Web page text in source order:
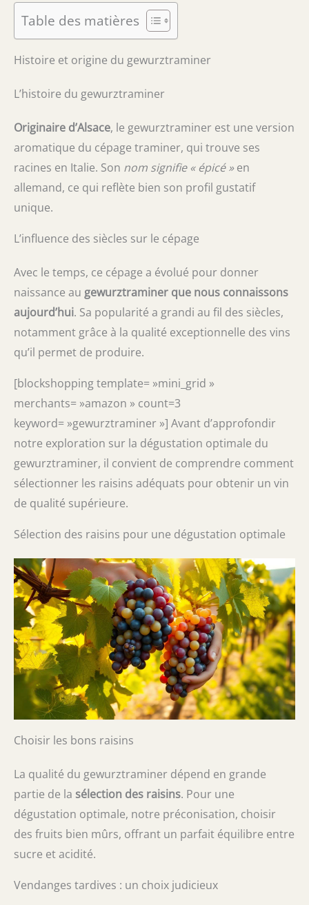
Table des matières
Histoire et origine du gewurztraminer
L’histoire du gewurztraminer
Originaire d’Alsace, le gewurztraminer est une version
aromatique du cépage traminer, qui trouve ses
racines en Italie. Son nom signifie « épicé »en
allemand, ce qui reflète bien son profil gustatif
unique.
L’influence des siècles sur le cépage
Avec le temps, ce cépage a évolué pour donner
naissance au gewurztraminer que nous connaissons
aujourd’hui. Sa popularité a grandi au fil des siècles,
notamment grâce à la qualité exceptionnelle des vins
qu’il permet de produire.
[blockshopping template= »mini_grid »
merchants= »amazon » count=3
keyword= »gewurztraminer »] Avant d’approfondir
notre exploration sur la dégustation optimale du
gewurztraminer, il convient de comprendre comment
sélectionner les raisins adéquats pour obtenir un vin
de qualité supérieure.
Sélection des raisins pour une dégustation optimale
Choisir les bons raisins
La qualité du gewurztraminer dépend en grande
partie de la sélection des raisins. Pour une
dégustation optimale, notre préconisation, choisir
des fruits bien mûrs, offrant un parfait équilibre entre
sucre et acidité.
Vendanges tardives : un choix judicieux